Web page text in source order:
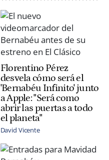
Florentino Pérez
desvela cómo será el
'Bernabéu Infinito' junto
a Apple: "Será como
abrir las puertas a todo
el planeta"
David Vicente